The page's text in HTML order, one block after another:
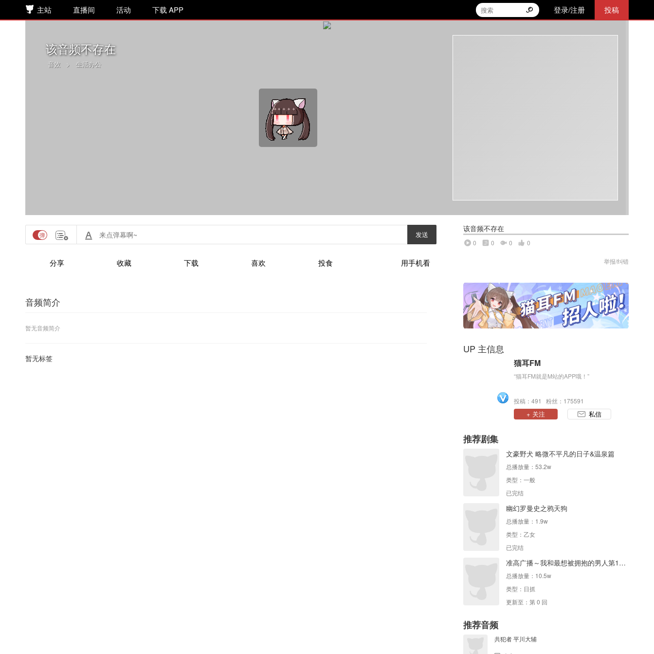
主站 直播间 活动 下载 APP 登录/注册 投稿
该音频不存在
音效 > 生活办公
发送
分享 收藏 下载 喜欢 投食 用手机看
该音频不存在
0 0 0 0
举报/纠错
音频简介
暂无音频简介
暂无标签
UP 主信息
猫耳FM
“猫耳FM就是M站的APP哦！”
投稿：491 粉丝：175591
+ 关注 私信
推荐剧集
文豪野犬 略微不平凡的日子&温泉篇
总播放量： 53.2w
类型： 一般
已完结
幽幻罗曼史之鸦天狗
总播放量： 1.9w
类型： 乙女
已完结
准高广播～我和最想被拥抱的男人第1名畅谈。
总播放量： 10.5w
类型： 日抓
更新至：第 0 回
推荐音频
共犯者 平川大辅